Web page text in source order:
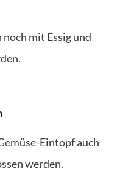
noch mit Essig und
Eintopf auch
werden.